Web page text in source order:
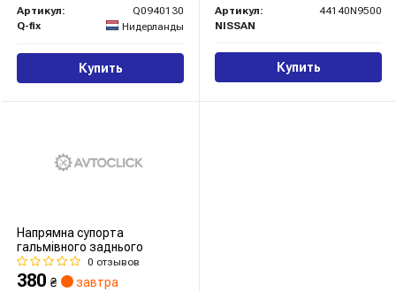
Артикул:
Q0940130
Q-fix
Нидерланды
Купить
Артикул:
44140N9500
NISSAN
Купить
Напрямна супорта
гальмівного заднього
0 отзывов
380 ₴ завтра